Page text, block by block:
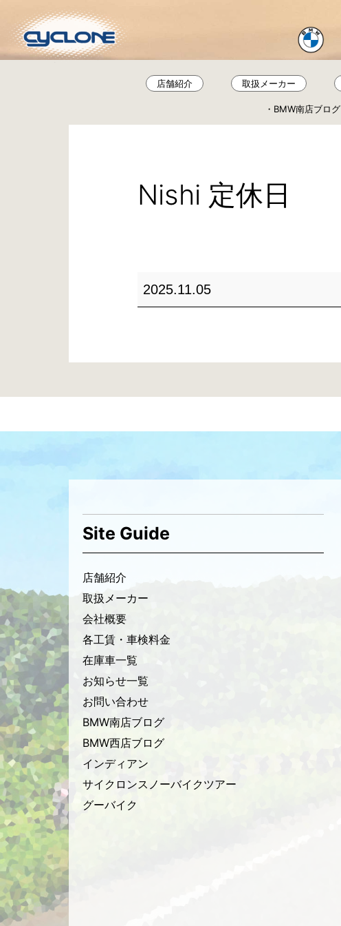
店舗紹介 取扱メーカー
BMW南店ブログ
Nishi 定休日
2025.11.05
ナ
ビ
ー
シ
ョ
Site Guide
店舗紹介
取扱メーカー
会社概要
各工賃・車検料金
在庫車一覧
お知らせ一覧
お問い合わせ
BMW南店ブログ
BMW西店ブログ
インディアン
サイクロンスノーバイクツアー
グーバイク